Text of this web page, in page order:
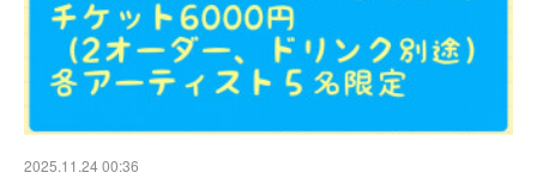
2025.11.24 00:36